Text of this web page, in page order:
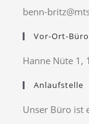
benn-
Vor-Ort-Büro
Hanne Nüte 1,
Anlaufstelle
Unser Büro ist